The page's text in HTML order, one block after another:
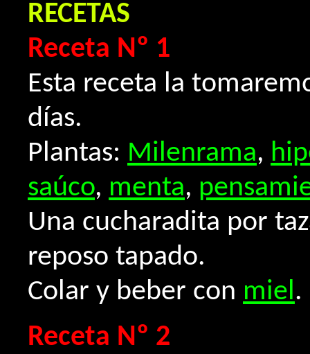
RECETAS
Receta Nº 1
Esta receta la
días.
Plantas: Milenrama,
saúco, menta,
Una cucharadita por
reposo tapado.
Colar y beber con miel.
Receta Nº 2